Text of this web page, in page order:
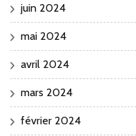
juin 2024
mai 2024
avril 2024
mars 2024
février 2024